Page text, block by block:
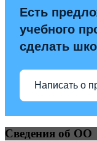
Есть
учебного
сделать
Написать о
Сведения об ОО